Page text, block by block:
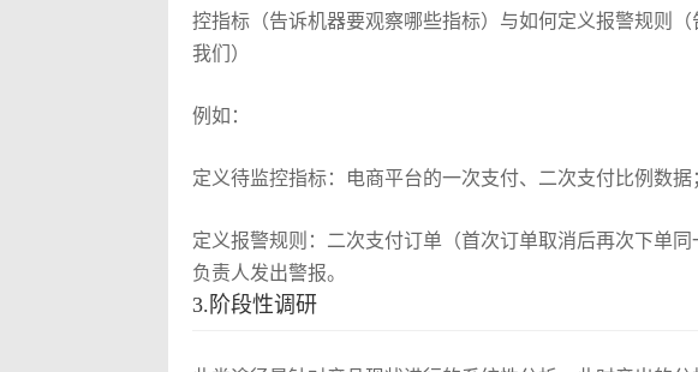
控指标（告诉机器要观察哪些指标）与如何定义报警规则
我们）
例如：
定义待监控指标：电商平台的一次支付、二次支付比例数据
定义报警规则：二次支付订单（首次订单取消后再次下单
负责人发出警报。
3.阶段性调研